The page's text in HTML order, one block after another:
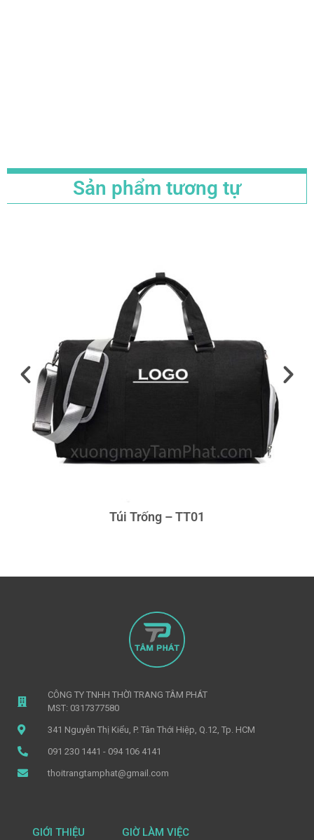
Sản phẩm tương tự
Túi Trống – TT01
CÔNG TY TNHH THỜI TRANG TÂM PHÁT
MST: 0317377580
341 Nguyễn Thị Kiểu, P. Tân Thới Hiệp, Q.12, Tp. HCM
091 230 1441 - 094 106 4141
thoitrangtamphat@gmail.com
GIỚI THIỆU GIỜ LÀM VIỆC